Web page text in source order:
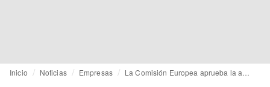
Inicio Noticias Empresas